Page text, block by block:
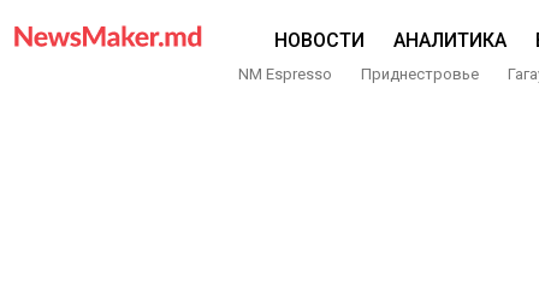
НОВОСТИ АНАЛИТИКА
NM Espresso Приднестровье